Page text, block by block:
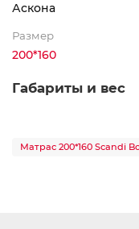
Аскона
Размер
200*160
Габариты и вес
Матрас 200*160 Scandi